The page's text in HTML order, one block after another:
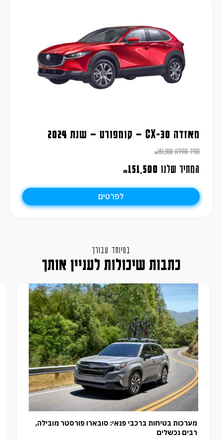
מאזדה CX-30 – קומפורט – שנת 2024
מחיר מחירון ₪161,900
המחיר שלנו ₪151,500
לפרטים
במיוחד עבורך
כתבות שיכולות לעניין אותך
מערכות בטיחות ברכבי פנאי: סובארו פורסטר מובילה,
רבים נכשלים